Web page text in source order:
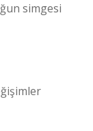
simgesi